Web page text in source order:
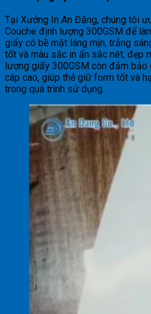
Tại Xưởng In An Đăng, chúng tôi
Couche định lượng 300GSM để
giấy có bề mặt láng mịn, trắng
tốt và màu sắc in ấn sắc nét, đẹp
lượng giấy 300GSM còn đảm
cáp cao, giúp thẻ giữ form tốt và
trong quá trình sử dụng.